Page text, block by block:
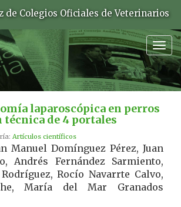
de Colegios Oficiales de Veterinarios
laparoscópica en perros
técnica de 4 portales
Artículos científicos
Manuel Domínguez Pérez, Juan
Andrés Fernández Sarmiento,
Rocío Navarrte Calvo,
María del Mar Granados